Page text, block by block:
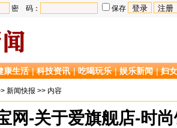
密 码： 保存
康生活 |科技资讯 |吃喝玩乐 |娱乐新闻 |妇
新闻快报 >> 内容
网-关于爱旗舰店-时